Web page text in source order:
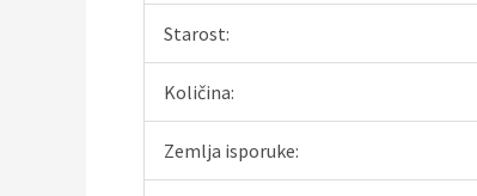
Starost:
Količina:
Zemlja isporuke: